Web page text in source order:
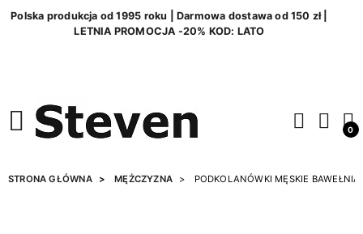
Polska produkcja od 1995 roku | Darmowa dostawa od 150 zł |
LETNIA PROMOCJA -20% KOD: LATO
0
STRONA GŁÓWNA MĘŻCZYZNA PODKOLANÓWKI MĘSKIE